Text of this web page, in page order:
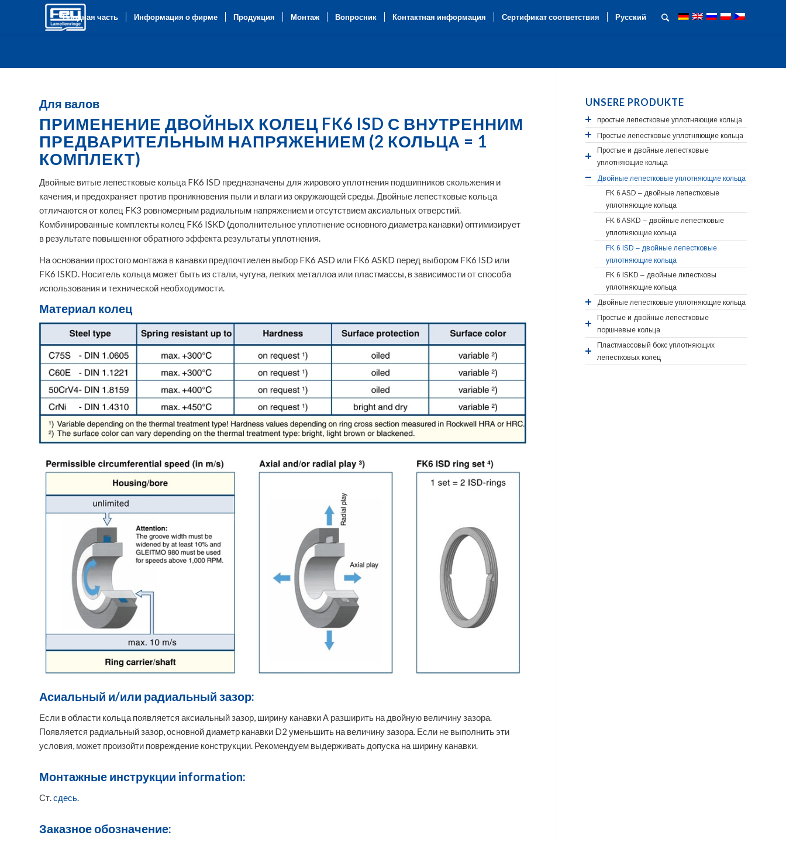
Вводная часть Информация о фирме Продукция Монтаж Вопросник Контактная информация Сертификат соответствия Русский
Для валов
ПРИМЕНЕНИЕ ДВОЙНЫХ КОЛЕЦ FK6 ISD С ВНУТРЕННИМ
ПРЕДВАРИТЕЛЬНЫМ НАПРЯЖЕНИЕМ (2 КОЛЬЦА = 1
КОМПЛЕКТ)
Двойные витые лепестковые кольца FK6 ISD предназначены для жирового уплотнения подшипников скольжения и
качения, и предохраняет против проникновения пыли и влаги из окружающей среды. Двойные лепестковые кольца
отличаются от колец FK3 ровномерным радиальным напряжением и отсутствием аксиальных отверстий.
Комбинированные комплекты колец FK6 ISKD (дополнительное уплотнение основного диаметра канавки) оптимизирует
в результате повышенног обратного эффекта результаты уплотнения.
На основании простого монтажа в канавки предпочтиелен выбор FK6 ASD или FK6 ASKD перед выбором FK6 ISD или
FK6 ISKD. Носитель кольца может быть из стали, чугуна, легких металлоа или пластмассы, в зависимости от способа
использования и технической необходимости.
Материал колец
Асиальный и/или радиальный зазор:
Если в области кольца появляется аксиальный зазор, ширину канавки А разширить на двойную величину зазора.
Появляется радиальный зазор, основной диаметр канавки D2 уменьшить на величину зазора. Если не выполнить эти
условия, может произойти повреждение конструкции. Рекомендуем выдерживать допуска на ширину канавки.
Монтажные инструкции information:
Ст.сдесь.
Заказное обозначение:
UNSERE PRODUKTE
простые лепестковые уплотняющие кольца
Простые лепестковые уплотняющие кольца
Простые и двойные лепестковые
уплотняющие кольца
Двойные лепестковые уплотняющие кольца
FK 6 ASD – двойные лепестковые
уплотняющие кольца
FK 6 ASKD – двойные лепестковые
уплотняющие кольца
FK 6 ISD – двойные лепестковые
уплотняющие кольца
FK 6 ISKD – двойные лкпестковы
уплотняющие кольца
Двойные лепестковые уплотняющие кольца
Простые и двойные лепестковые
поршневые кольца
Пластмассовый бокс уплотняющих
лепестковых колец